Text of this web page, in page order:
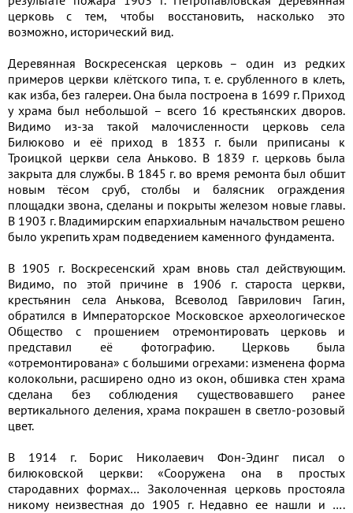
церковь с тем, чтобы восстановить, насколько это
возможно, исторический вид.
Деревянная Воскресенская церковь – один из редких
примеров церкви клётского типа, т. е. срубленного в клеть,
как изба, без галереи. Она была построена в 1699 г. Приход
у храма был небольшой – всего 16 крестьянских дворов.
Видимо из-за такой малочисленности церковь села
Билюково и её приход в 1833 г. были приписаны к
Троицкой церкви села Аньково. В 1839 г. церковь была
закрыта для службы. В 1845 г. во время ремонта был обшит
новым тёсом сруб, столбы и балясник ограждения
площадки звона, сделаны и покрыты железом новые главы.
В 1903 г. Владимирским епархиальным начальством решено
было укрепить храм подведением каменного фундамента.
В 1905 г. Воскресенский храм вновь стал действующим.
Видимо, по этой причине в 1906 г. староста церкви,
крестьянин села Анькова, Всеволод Гаврилович Гагин,
обратился в Императорское Московское археологическое
Общество с прошением отремонтировать церковь и
представил её фотографию. Церковь была
«отремонтирована» с большими огрехами: изменена форма
колокольни, расширено одно из окон, обшивка стен храма
сделана без соблюдения существовавшего ранее
вертикального деления, храма покрашен в светло-розовый
цвет.
В 1914 г. Борис Николаевич Фон-Эдинг писал о
билюковской церкви: «Сооружена она в простых
стародавних формах… Заколоченная церковь простояла
никому неизвестная до 1905 г. Недавно ее нашли и ….